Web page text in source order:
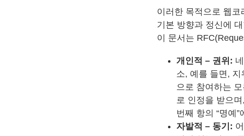
이러한 목적으로 웹
기본 방향과 정신에
이 문서는
개인적 – 권위:
소, 예를 들면,
으로 참여하는
로 인정을 받으
번째 항의 “명예
자발적 – 동기: